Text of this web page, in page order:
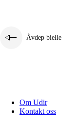
Åvdep bielle
Om Udir
Kontakt oss